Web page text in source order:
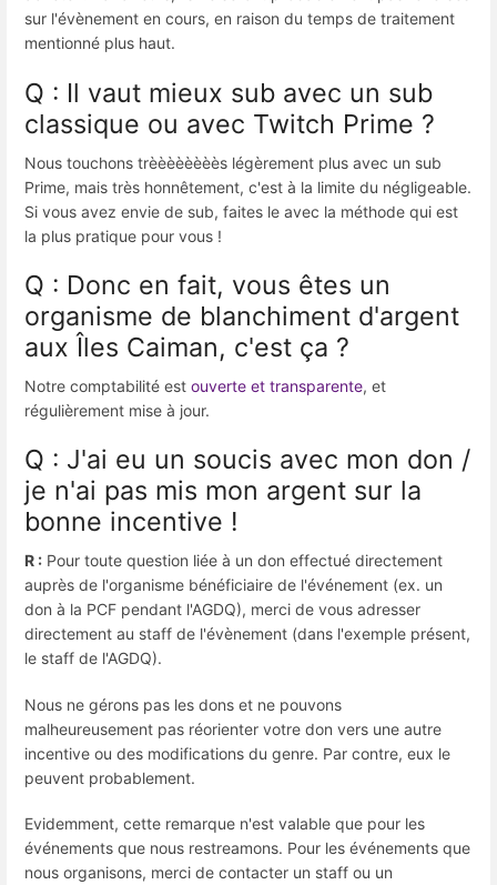
sur l'évènement en cours, en raison du temps de traitement
mentionné plus haut.
Q : Il vaut mieux sub avec un sub
classique ou avec Twitch Prime ?
Nous touchons trèèèèèèèès légèrement plus avec un sub
Prime, mais très honnêtement, c'est à la limite du négligeable.
Si vous avez envie de sub, faites le avec la méthode qui est
la plus pratique pour vous !
Q : Donc en fait, vous êtes un
organisme de blanchiment d'argent
aux Îles Caiman, c'est ça ?
Notre comptabilité est ouverte et transparente, et
régulièrement mise à jour.
Q : J'ai eu un soucis avec mon don /
je n'ai pas mis mon argent sur la
bonne incentive !
R : Pour toute question liée à un don effectué directement
auprès de l'organisme bénéficiaire de l'événement (ex. un
don à la PCF pendant l'AGDQ), merci de vous adresser
directement au staff de l'évènement (dans l'exemple présent,
le staff de l'AGDQ).
Nous ne gérons pas les dons et ne pouvons
malheureusement pas réorienter votre don vers une autre
incentive ou des modifications du genre. Par contre, eux le
peuvent probablement.
Evidemment, cette remarque n'est valable que pour les
événements que nous restreamons. Pour les événements que
nous organisons, merci de contacter un staff ou un